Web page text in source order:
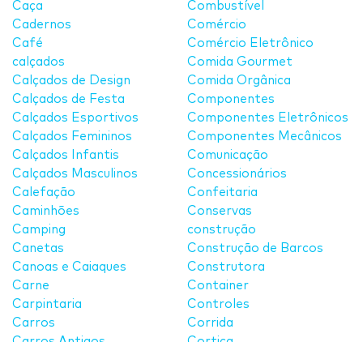
Caça
Cadernos
Café
calçados
Calçados de Design
Calçados de Festa
Calçados Esportivos
Calçados Femininos
Calçados Infantis
Calçados Masculinos
Calefação
Caminhões
Camping
Canetas
Canoas e Caiaques
Carne
Carpintaria
Carros
Combustível
Comércio
Comércio Eletrônico
Comida Gourmet
Comida Orgânica
Componentes
Componentes Eletrônicos
Componentes Mecânicos
Comunicação
Concessionários
Confeitaria
Conservas
construção
Construção de Barcos
Construtora
Container
Controles
Corrida